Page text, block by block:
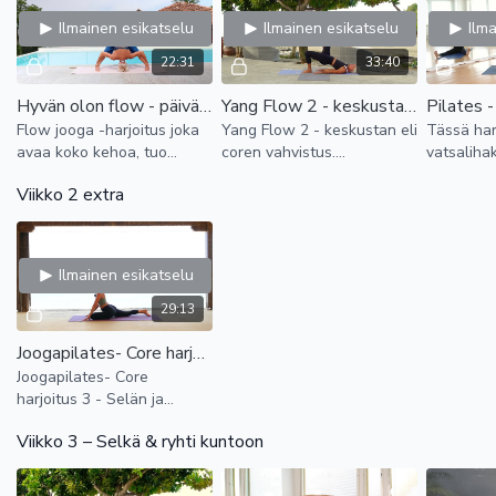
🧘 Lempeä lantion avaus
💪 Pilates: keskivartalon aktivointi
🌿 Dynaaminen flow: lantio liikkeelle
⚡ Extra: Vapauta alaselkä
📅 Viikko 2 – Keskivartalon voima & tuki
✨ Vahvempi tuki selälle ja ryhdille
🧘 Core-herättely
💪 Pilates: vahva keskivartalo
🌿 Flow + core
⚡ Extra: Ryhti & tuki
📅 Viikko 3 – Selkä & ryhti kuntoon
✨ Lisää tilaa yläselkään ja hartioihin
🧘 Rintarangan avaus
💪 Pilates: yläselkä & lapatuet
🌿 Flow: avaava yläkeho
⚡ Extra: Parempi ryhti päivässä
22:31
Ilmainen esikatselu
Hyvän olon flow - päivä 1, avaukset
Flow jooga -harjoitus joka
avaa koko kehoa, tuo
Lempeää selkärangan
herättelyä hengityksen
tahtiin.
33:40
Ilmainen esikatselu
Yang Flow 2 - keskustan eli coren vahvistus
Yang Flow 2 - keskustan eli
coren vahvistus.
Tässä
Viikko 2 extra
29:13
Ilmainen esikatselu
Joogapilates- Core harjoitus 3 - Selän ja keskustan vahvistus ja taaksetaivutukset
Joogapilates- Core
harjoitus 3 - Selän ja
taaksetaivutukset
Viikko 3 – Selkä & ryhti kuntoon